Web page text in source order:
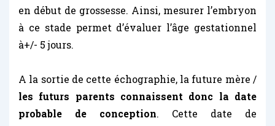
en début de grossesse. Ainsi, mesurer l’embryon
à ce stade permet d’évaluer l’âge gestationnel
à+/- 5 jours.
A la sortie de cette échographie, la future mère /
les futurs parents connaissent donc la date
probable de conception. Cette date de